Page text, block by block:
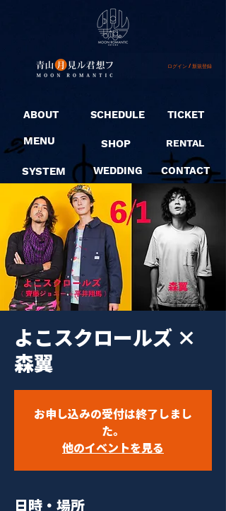
ログイン / 新規登録
ABOUT
MENU
SYSTEM
SCHEDULE
SHOP
WEDDING
TICKET
RENTAL
CONTACT
よこスクロールズ ×
森翼
お申し込みの受付は終了しまし
た。
他のイベントを見る
日時・場所